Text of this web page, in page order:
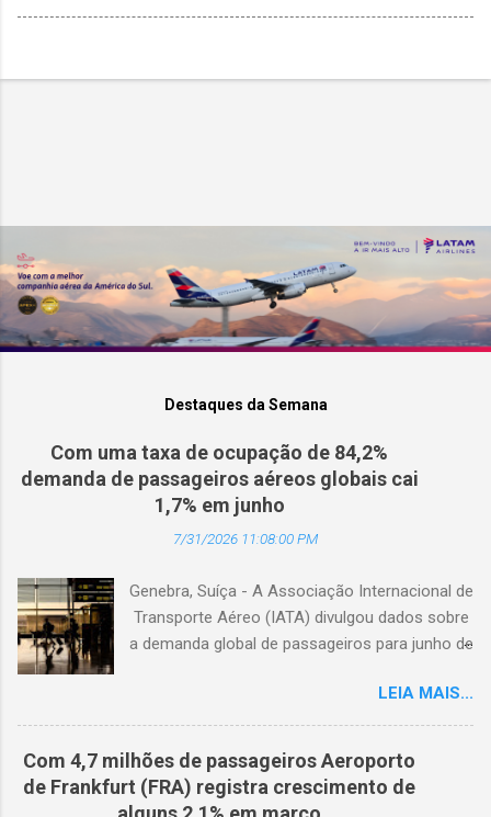
Destaques da Semana
Com uma taxa de ocupação de 84,2%
demanda de passageiros aéreos globais cai
1,7% em junho
7/31/2026 11:08:00 PM
Genebra, Suíça - A Associação Internacional de
Transporte Aéreo (IATA) divulgou dados sobre
a demanda global de passageiros para junho de
passageiros-quilômetro pagos (RPK), caiu 1,7%
em comparação com junho de 2025. Excluindo
o Oriente Médio, a demanda diminuiu 0,6%. A
capacidade total, medida em assentos-
quilômetro disponíveis (ASK), diminuiu 1,3% em
LEIA MAIS...
Com 4,7 milhões de passageiros Aeroporto
de Frankfurt (FRA) registra crescimento de